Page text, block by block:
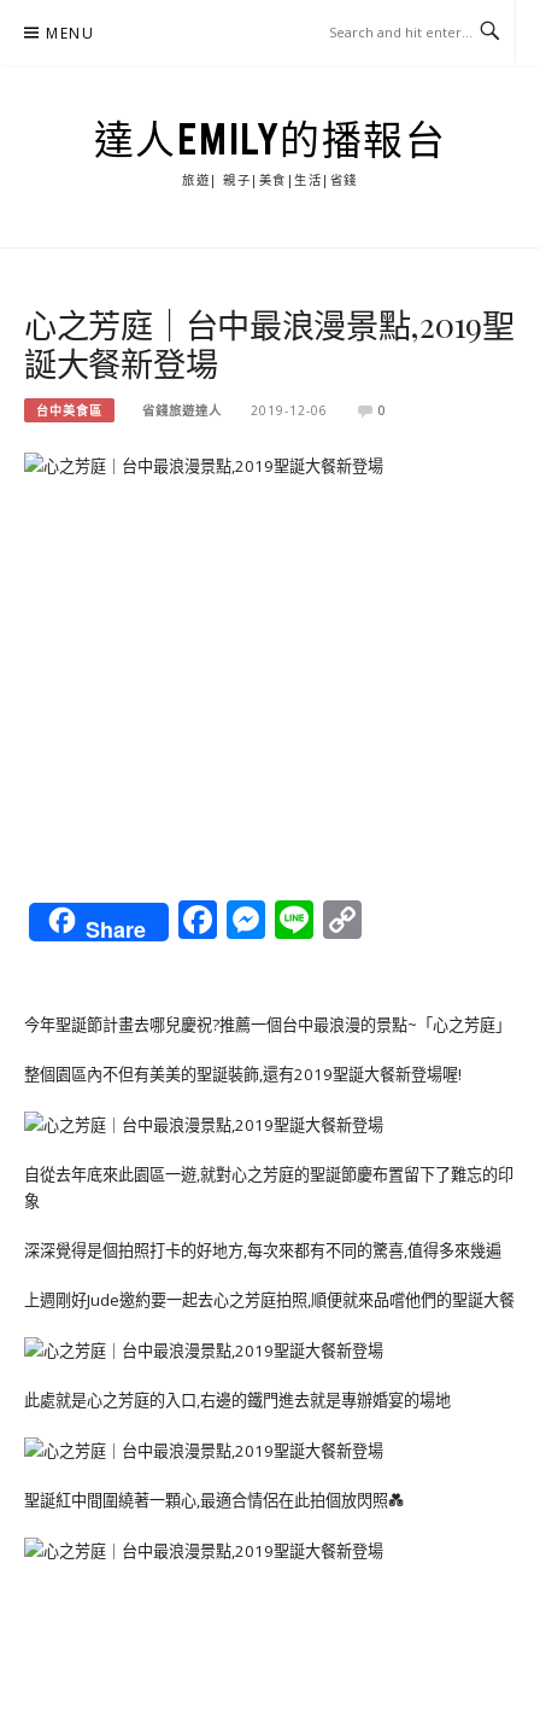
MENU
達人EMILY的播報台
旅遊| 親子|美食|生活|省錢
心之芳庭｜台中最浪漫景點,2019聖
誕大餐新登場
台中美食區 省錢旅遊達人 2019-12-06 0
Share Facebook
Messenger
Line
今年聖誕節計畫去哪兒慶祝?推薦一個台中最浪漫的景點~「心之芳庭」
整個園區內不但有美美的聖誕裝飾,還有2019聖誕大餐新登場喔!
自從去年底來此園區一遊,就對心之芳庭的聖誕節慶布置留下了難忘的印
象
深深覺得是個拍照打卡的好地方,每次來都有不同的驚喜,值得多來幾遍
上週剛好Jude邀約要一起去心之芳庭拍照,順便就來品嚐他們的聖誕大餐
此處就是心之芳庭的入口,右邊的鐵門進去就是專辦婚宴的場地
聖誕紅中間圍繞著一顆心,最適合情侶在此拍個放閃照💑